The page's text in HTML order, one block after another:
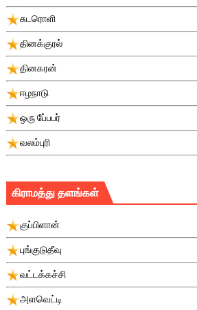
சுடரொளி
தினக்குரல்
தினகரன்
ஈழநாடு
ஒரு பே்பபர்
வலம்புரி
கிராமத்து தளங்கள்
குப்பிளான்
புங்குடுதீவு
வட்டக்கச்சி
அளவெட்டி